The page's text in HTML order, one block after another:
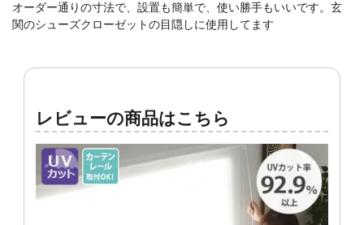
オーダー通りの寸法で、設置も簡単で、使い勝手もいいです。玄
関のシューズクローゼットの目隠しに使用してます
レビューの商品はこちら